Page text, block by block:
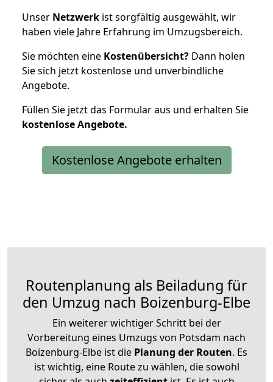
Unser Netzwerk ist sorgfältig ausgewählt, wir
haben viele Jahre Erfahrung im Umzugsbereich.
Sie möchten eine Kostenübersicht? Dann holen
Sie sich jetzt kostenlose und unverbindliche
Angebote.
Füllen Sie jetzt das Formular aus und erhalten Sie
kostenloseAngebote.
Kostenlose Angebote erhalten
Routenplanung als Beiladung für
den Umzug nach Boizenburg-Elbe
Ein weiterer wichtiger Schritt bei der
Vorbereitung eines Umzugs von Potsdam nach
Boizenburg-Elbe ist die Planung der Routen. Es
ist wichtig, eine Route zu wählen, die sowohl